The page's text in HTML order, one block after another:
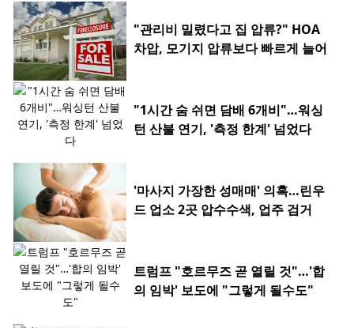
"관리비 밀렸다고 집 압류?" HOA
차압, 모기지 압류보다 빠르게 늘어
"1시간 숨 쉬면 담배 6개비"…워싱
턴 산불 연기, '측정 한계' 넘었다
'마사지 가장한 성매매' 의혹…린우
드 업소 2곳 압수수색, 업주 검거
트럼프 "호르무즈 곧 열릴 것"…'합
의 임박' 보도에 "그렇게 될수도"